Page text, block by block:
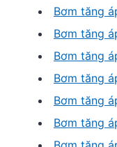
Bơm tăng
Bơm tăng
Bơm tăng
Bơm tăng
Bơm tăng
Bơm tăng